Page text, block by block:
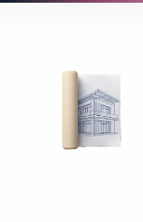
Перейти